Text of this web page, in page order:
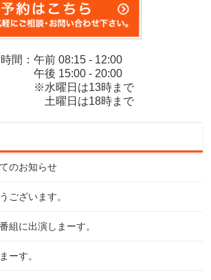
間：午前 08:15 - 12:00
午後 15:00 - 20:00
※水曜日は13時まで
土曜日は18時まで
のお知らせ
ございます。
組に出演しまーす。
ーす。